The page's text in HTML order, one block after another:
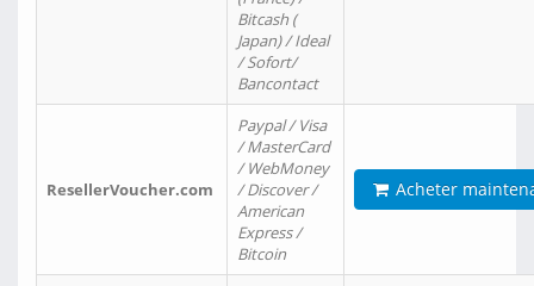
Bitcash (
Japan) / Ideal
/ Sofort/
Bancontact
ResellerVoucher.com
Paypal / Visa
/ MasterCard
/ WebMoney
/ Discover /
American
Express /
Bitcoin
Acheter